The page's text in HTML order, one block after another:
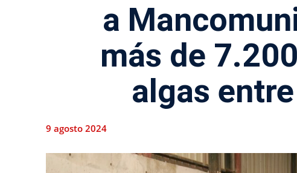
a
más de
algas
9 agosto 2024